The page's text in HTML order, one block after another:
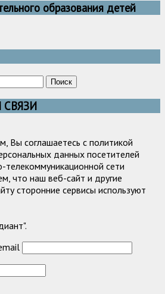
образования детей
Вы соглашаетесь с политикой
данных посетителей
сети
что наш веб-сайт и другие
сторонние сервисы используют